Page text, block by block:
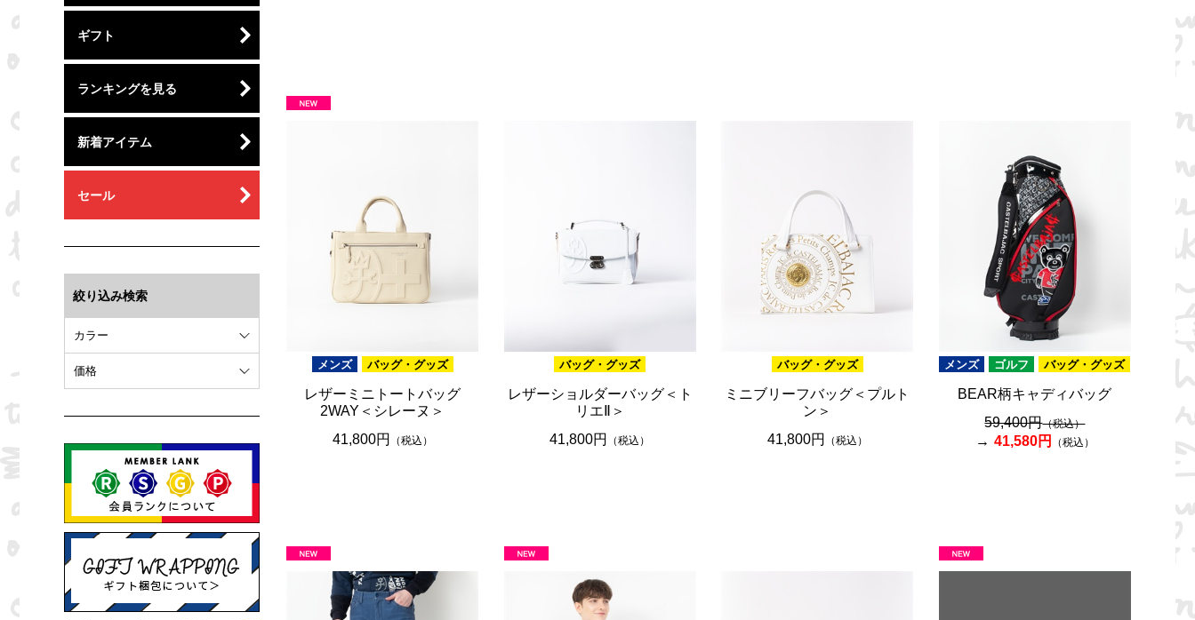
ギフト
ランキングを見る
新着アイテム
セール
絞り込み検索
カラー
ピンク
ブラック
ブルー
グリーン
イエロー
価格
20,001円 ～
メンズ バッグ・グッズ
レザーミニトートバッグ
2WAY＜シレーヌ＞
41,800円
（税込）
バッグ・グッズ
レザーショルダーバッグ＜ト
リエⅡ＞
41,800円
（税込）
バッグ・グッズ
ミニブリーフバッグ＜プルト
ン＞
41,800円
（税込）
メンズ ゴルフ バッグ・グッズ
BEAR柄キャディバッグ
59,400円（税込）
41,580円 （税込）